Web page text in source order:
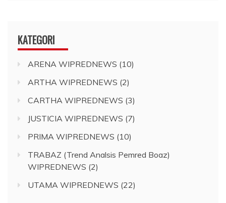
KATEGORI
ARENA WIPREDNEWS (10)
ARTHA WIPREDNEWS (2)
CARTHA WIPREDNEWS (3)
JUSTICIA WIPREDNEWS (7)
PRIMA WIPREDNEWS (10)
TRABAZ (Trend Analsis Pemred Boaz)
WIPREDNEWS (2)
UTAMA WIPREDNEWS (22)